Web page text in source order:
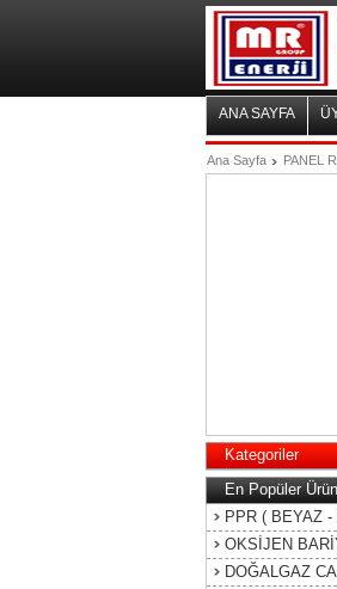
ANA SAYFA
Ana Sayfa PANEL
Kategoriler
En Popüler
PPR ( BEYAZ -
OKSİJEN
DOĞALGAZ